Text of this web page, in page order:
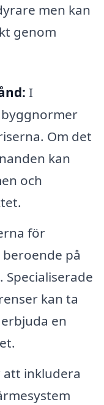
men kan
genom
I
byggnormer
Om det
kan
och
för
på
kan ta
en
att inkludera